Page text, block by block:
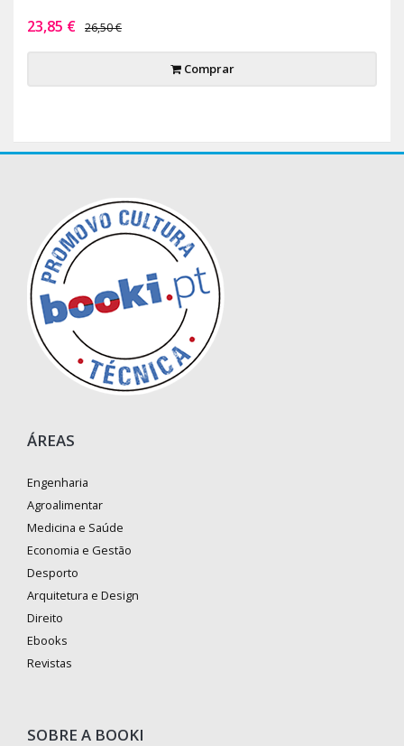
23,85 € 26,50 €
Comprar
ÁREAS
Engenharia
Agroalimentar
Medicina e Saúde
Economia e Gestão
Desporto
Arquitetura e Design
Direito
Ebooks
Revistas
SOBRE A BOOKI